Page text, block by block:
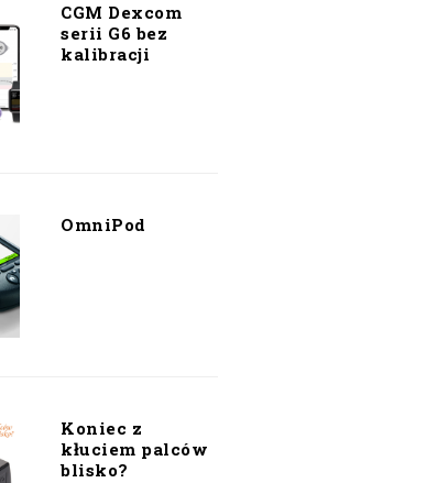
CGM Dexcom
serii G6 bez
kalibracji
OmniPod
Koniec z
kłuciem palców
blisko?